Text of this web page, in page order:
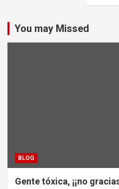
You may Missed
BLOG
Gente tóxica, ¡¡no